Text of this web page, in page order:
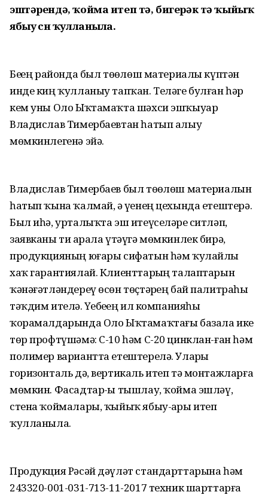
эштәрендә, ҡойма итеп тә, бигерәк тә ҡыйыҡ
ябыу өсөн ҡулланыла.
Беҙҙең районда был төҙөлөш материалы күптән
инде киң ҡулланыу тапҡан. Теләге булған һәр
кем уны Оло Ыҡтамаҡта шәхси эшҡыуар
Владислав Тимербаевтан һатып алыу
мөмкинлегенә эйә.
Владислав Тимербаев был төҙөлөш материалын
һатып ҡына ҡалмай, ә үҙенең цехында етештерә.
Был иһә, урталыҡта эш итеүселәрҙе ситләп,
заявканы тиҙ арала үтәүгә мөмкинлек бирә,
продукцияның юғары сифатын һәм ҡулайлы
хаҡ гарантиялай. Клиенттарҙың талаптарын
ҡәнәғәтләндереү өсөн төҫтәрҙең бай палитраһы
тәҡдим ителә. Үҙебеҙҙең ил компанияһы
ҡорамалдарында Оло Ыҡтамаҡтағы базала ике
төр профтүшәмә: С-10 һәм С-20 цинклан-ған һәм
полимер вариантта етештерелә. Уларҙы
горизонталь дә, вертикаль итеп тә монтажларға
мөмкин. Фасадтар-ҙы тышлау, ҡойма эшләү,
стена ҡоймалары, ҡыйыҡ ябыу-ҙары итеп
ҡулланыла.
Продукция Рәсәй дәүләт стандарттарына һәм
243320-001-031-713-11-2017 техник шарттарға